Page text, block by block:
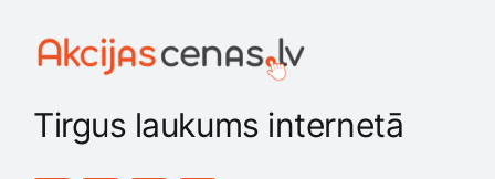
Tirgus laukums internetā